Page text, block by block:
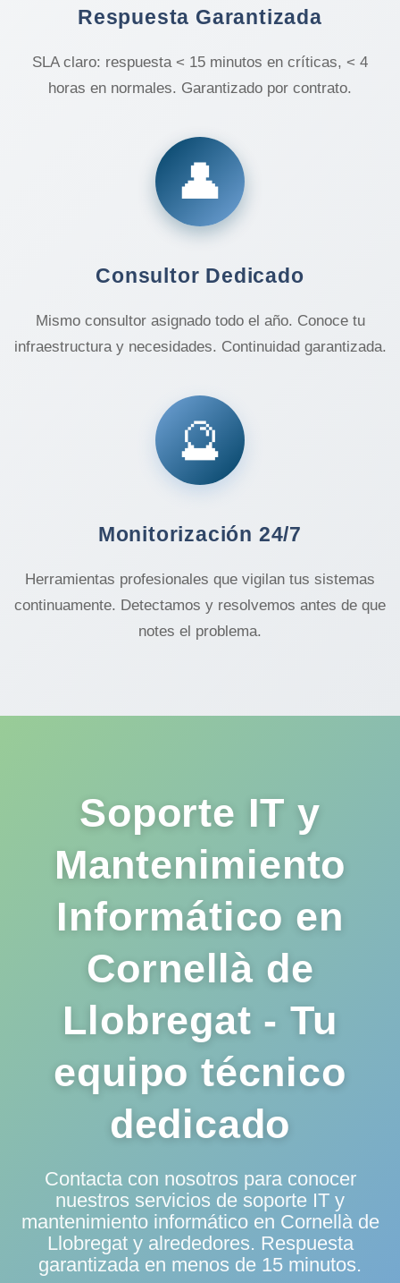
Respuesta Garantizada
SLA claro: respuesta < 15 minutos en críticas, < 4
horas en normales. Garantizado por contrato.
👤
Consultor Dedicado
Mismo consultor asignado todo el año. Conoce tu
infraestructura y necesidades. Continuidad garantizada.
🔮
Monitorización 24/7
Herramientas profesionales que vigilan tus sistemas
continuamente. Detectamos y resolvemos antes de que
notes el problema.
Soporte IT y
Mantenimiento
Informático en
Cornellà de
Llobregat - Tu
equipo técnico
dedicado
Contacta con nosotros para conocer
nuestros servicios de soporte IT y
mantenimiento informático en Cornellà de
Llobregat y alrededores. Respuesta
garantizada en menos de 15 minutos.